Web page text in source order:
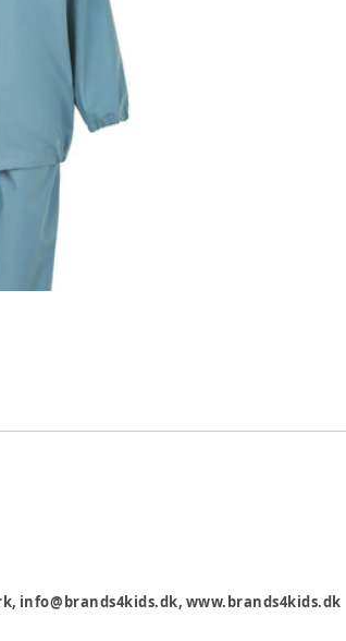
info@brands4kids.dk, www.brands4kids.dk